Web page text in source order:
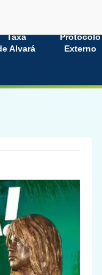
Taxa
Alvará
Protocolo
Externo